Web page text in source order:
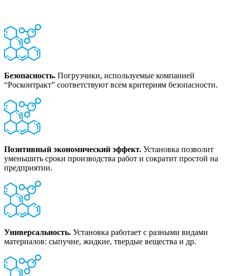
Безопасность. Погрузчики, используемые компанией
“Росконтракт” соответствуют всем критериям безопасности.
Позитивный экономический эффект. Установка позволит
уменьшить сроки производства работ и сократит простой на
предприятии.
Универсальность. Установка работает с разными видами
материалов: сыпучие, жидкие, твердые вещества и др.